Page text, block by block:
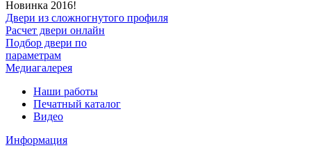
Новинка 2016!
Двери из сложногнутого профиля
Расчет двери онлайн
Подбор двери по
параметрам
Медиагалерея
Наши работы
Печатный каталог
Видео
Информация